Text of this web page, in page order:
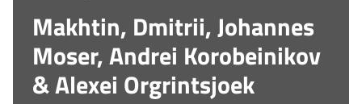
Makhtin, Dmitrii, Johannes
Moser, Andrei Korobeinikov
& Alexei Orgrintsjoek